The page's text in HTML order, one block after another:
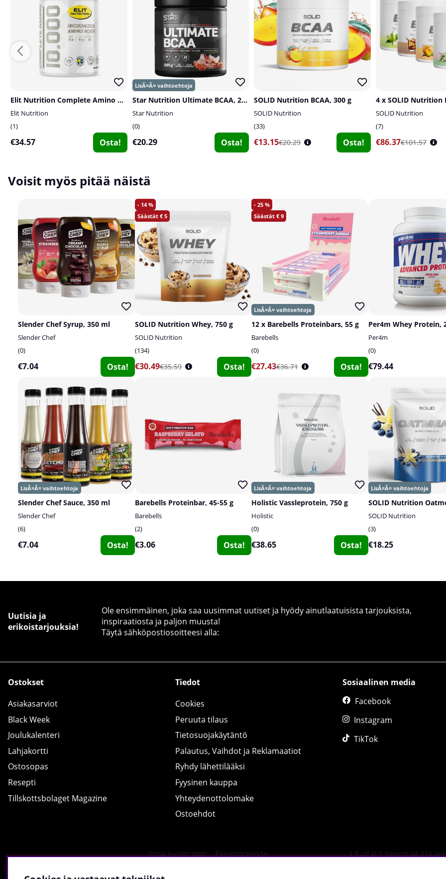
Elit Nutrition Complete Amino 10.000, 300 tabs
Elit Nutrition
1
€34.57 Osta!
Star Nutrition Ultimate BCAA, 285 g
Star Nutrition
0
€20.29 Osta!
SOLID Nutrition BCAA, 300 g
SOLID Nutrition
33
€13.15€20.29 Osta!
4 x SOLID Nutrition
SOLID Nutrition
7
€86.37€101.57
Voisit myös pitää näistä
Slender Chef Syrup, 350 ml
Slender Chef
0
€7.04 Osta!
14
5
SOLID Nutrition Whey, 750 g
SOLID Nutrition
134
€30.49€35.59 Osta!
25
9
12 x Barebells Proteinbars, 55 g
Barebells
0
€27.43€36.71 Osta!
Per4m Whey Protein,
Per4m
0
€79.44
Slender Chef Sauce, 350 ml
Slender Chef
6
€7.04 Osta!
Barebells Proteinbar, 45-55 g
Barebells
2
€3.06 Osta!
Holistic Vassleprotein, 750 g
Holistic
0
€38.65 Osta!
SOLID Nutrition
3
€18.25
Uutisia ja
erikoistarjouksia!
Ole ensimmäinen, joka saa uusimmat uutiset ja hyödy ainutlaatuisista tarjouksista,
inspiraatiosta ja paljon muusta!
Täytä sähköpostiosoitteesi alla:
Ostokset
Asiakasarviot
Black Week
Joulukalenteri
Lahjakortti
Ostosopas
Resepti
Tillskottsbolaget Magazine
Tiedot
Cookies
Peruuta tilaus
Tietosuojakäytäntö
Palautus, Vaihdot ja Reklamaatiot
Ryhdy lähettilääksi
Fyysinen kauppa
Yhteydenottolomake
Ostoehdot
Sosiaalinen media
Facebook
Instagram
TikTok